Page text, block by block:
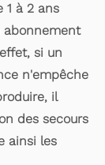
1 à 2 ans
abonnement
si un
n'empêche
il
des secours
ainsi les